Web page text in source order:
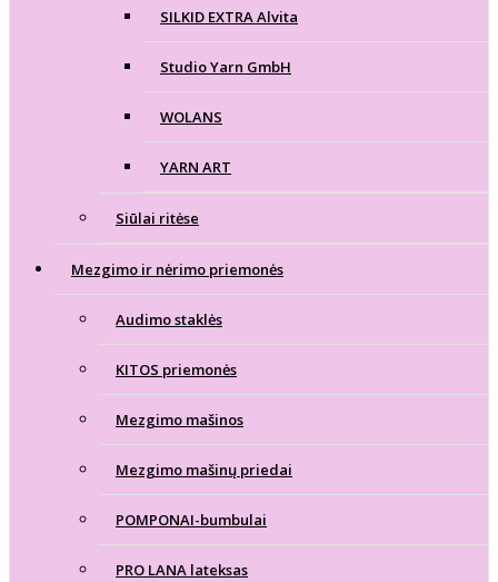
SILKID EXTRA Alvita
Studio Yarn GmbH
WOLANS
YARN ART
Siūlai ritėse
Mezgimo ir nėrimo priemonės
Audimo staklės
KITOS priemonės
Mezgimo mašinos
Mezgimo mašinų priedai
POMPONAI-bumbulai
PRO LANA lateksas